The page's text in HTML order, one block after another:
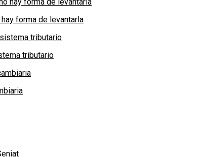
forma de levantarla
tributario